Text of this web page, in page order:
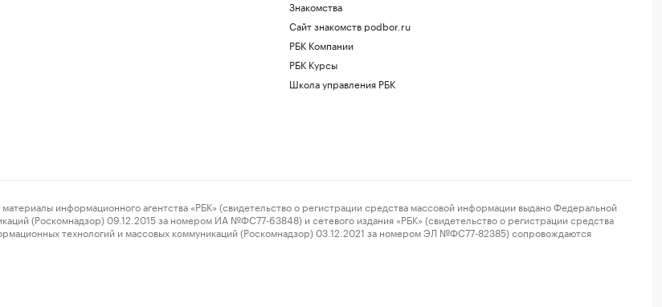
Знакомства
Сайт знакомств podbor.ru
РБК Компании
РБК Курсы
Школа управления РБК
информационного агентства «РБК» (свидетельство о регистрации средства массовой информации выдано Федеральной
(Роскомнадзор) 09.12.2015 за номером ИА №ФС77-63848) и сетевого издания «РБК» (свидетельство о регистрации средства
технологий и массовых коммуникаций (Роскомнадзор) 03.12.2021 за номером ЭЛ №ФС77-82385) сопровождаются